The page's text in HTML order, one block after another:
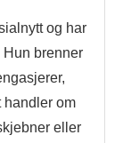
og har
Hun brenner
handler om
eller